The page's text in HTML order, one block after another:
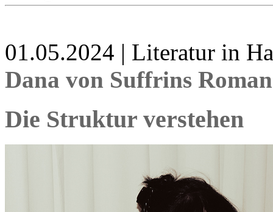
01.05.2024 | Literatur in
Dana von Suffrins
Die Struktur verstehen